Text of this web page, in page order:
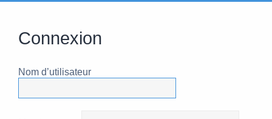
Connexion
Nom d’utilisateur